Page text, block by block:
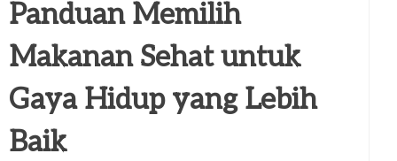
Panduan Memilih
Makanan Sehat untuk
Gaya Hidup yang Lebih
Baik